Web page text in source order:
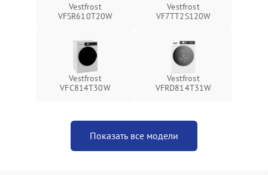
Vestfrost
VFSR610T20W
Vestfrost
VF7TT2S120W
Vestfrost
VFC814T30W
Vestfrost
VFRD814T31W
Показать все модели